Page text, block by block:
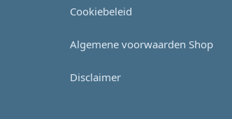
Cookiebeleid
Algemene voorwaarden Shop
Disclaimer